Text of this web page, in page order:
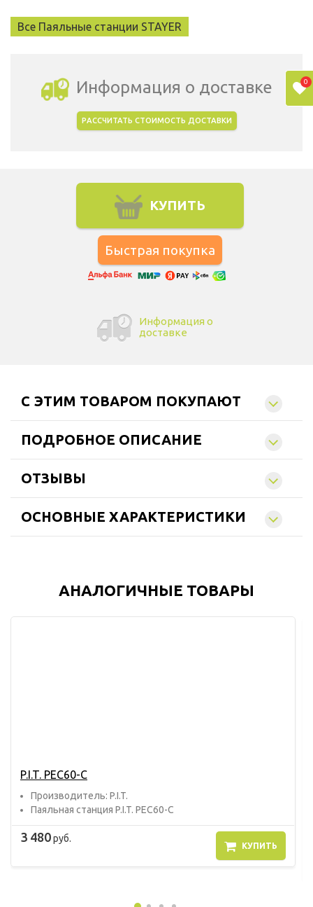
Все Паяльные станции STAYER
Информация о доставке
РАССЧИТАТЬ СТОИМОСТЬ ДОСТАВКИ
КУПИТЬ
Информация о
доставке
C ЭТИМ ТОВАРОМ ПОКУПАЮТ
ПОДРОБНОЕ ОПИСАНИЕ
ОТЗЫВЫ
ОСНОВНЫЕ ХАРАКТЕРИСТИКИ
АНАЛОГИЧНЫЕ ТОВАРЫ
P.I.T. PEC60-C
Прoизвoдитель: P.I.T.
Паяльная станция P.I.T. PEC60-C
3 480руб.
КУПИТЬ
0